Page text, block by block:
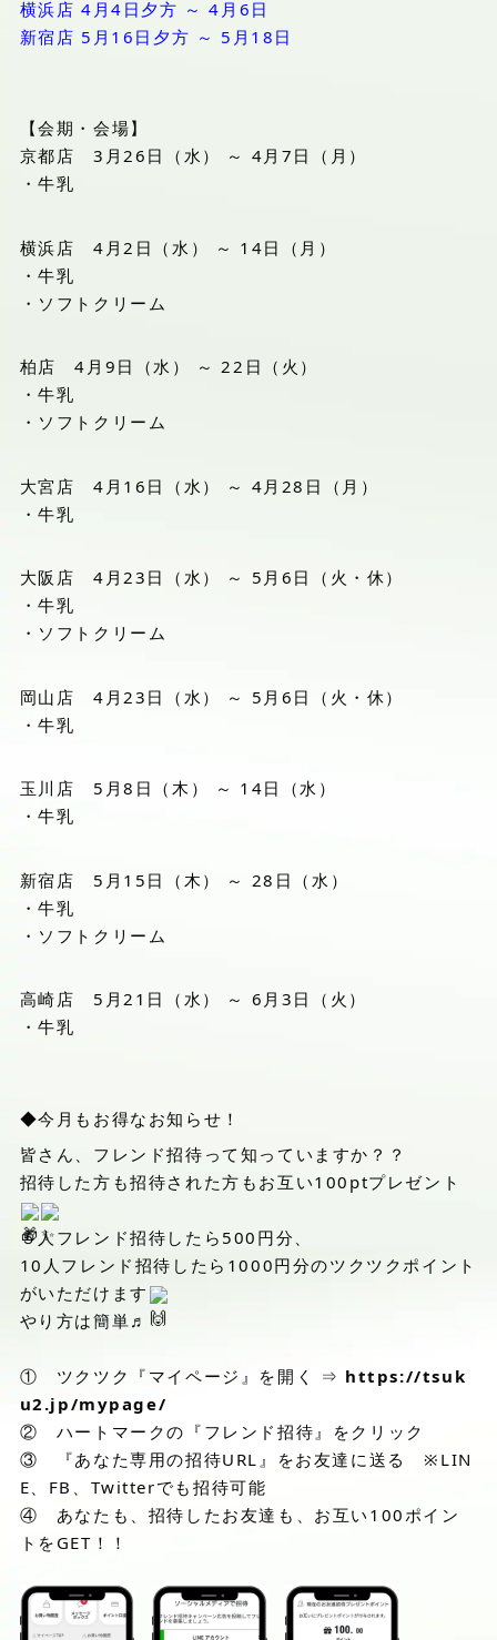
横浜店 4月4日夕方 ～ 4月6日
新宿店 5月16日夕方 ～ 5月18日
【会期・会場】
京都店 3月26日（水） ～ 4月7日（月）
・牛乳
横浜店 4月2日（水） ～ 14日（月）
・牛乳
・ソフトクリーム
柏店 4月9日（水） ～ 22日（火）
・牛乳
・ソフトクリーム
大宮店 4月16日（水） ～ 4月28日（月）
・牛乳
大阪店 4月23日（水） ～ 5月6日（火・休）
・牛乳
・ソフトクリーム
岡山店 4月23日（水） ～ 5月6日（火・休）
・牛乳
玉川店 5月8日（木） ～ 14日（水）
・牛乳
新宿店 5月15日（木） ～ 28日（水）
・牛乳
・ソフトクリーム
高崎店 5月21日（水） ～ 6月3日（火）
・牛乳
◆今月もお得なお知らせ！
皆さん、フレンド招待って知っていますか？？
招待した方も招待された方もお互い100ptプレゼント
５人フレンド招待したら500円分、
10人フレンド招待したら1000円分のツクツクポイント
がいただけます
やり方は簡単♬
① ツクツク『マイページ』を開く ⇒ https://tsuk
u2.jp/mypage/
② ハートマークの『フレンド招待』をクリック
③ 『あなた専用の招待URL』をお友達に送る ※LIN
E、FB、Twitterでも招待可能
④ あなたも、招待したお友達も、お互い100ポイン
トをGET！！